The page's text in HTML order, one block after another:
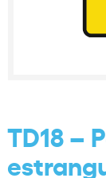
TD18 –